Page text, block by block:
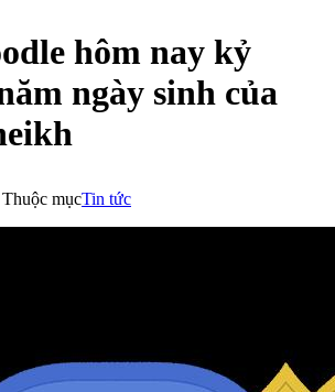
hôm nay kỷ
ngày sinh của
Thuộc mụcTin tức